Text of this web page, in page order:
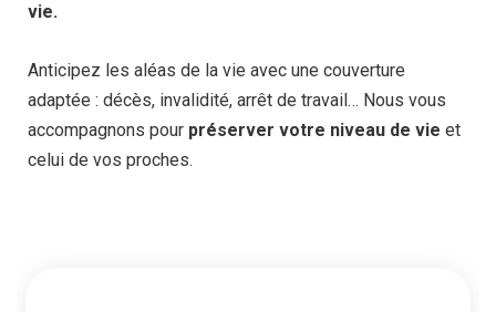
vie.
Anticipez les aléas de la vie avec une couverture
adaptée : décès, invalidité, arrêt de travail… Nous vous
accompagnons pour préserver votre niveau de vie et
celui de vos proches.